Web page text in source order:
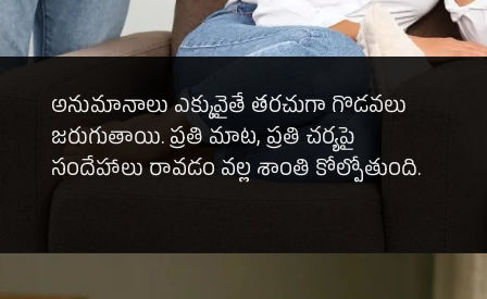
అనుమానాలు ఎక్కువైతే తరచుగా గొడవలు
జరుగుతాయి. ప్రతి మాట, ప్రతి చర్యపై
సందేహాలు రావడం వల్ల శాంతి కోల్పోతుంది.